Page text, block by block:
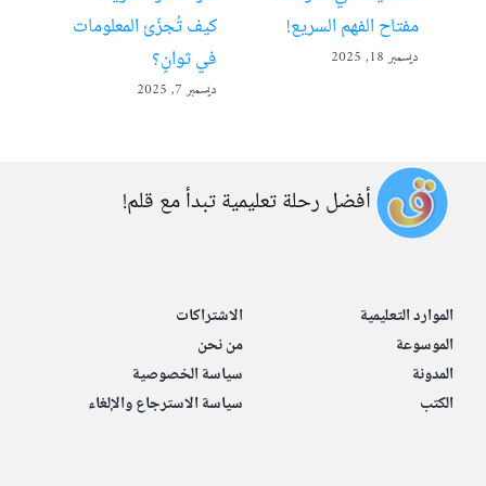
مفتاح الفهم السريع!
ديسمبر 18, 2025
كيف تُجزّئ المعلومات
في ثوانٍ؟
ديسمبر 7, 2025
أفضل رحلة تعليمية تبدأ مع قلم!
الموارد التعليمية
الموسوعة
المدونة
الكتب
الاشتراكات
من نحن
سياسة الخصوصية
سياسة الاسترجاع والإلغاء